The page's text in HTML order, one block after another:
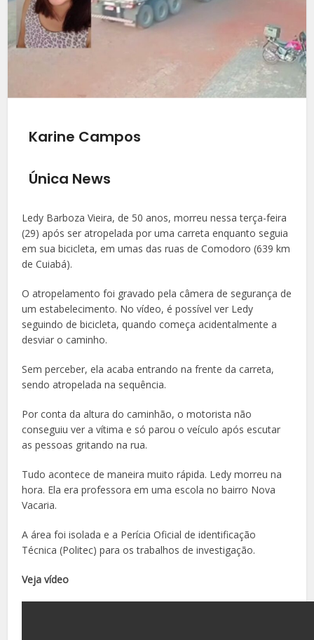
Karine Campos
Única News
Ledy Barboza Vieira, de 50 anos, morreu nessa terça-feira
(29) após ser atropelada por uma carreta enquanto seguia
em sua bicicleta, em umas das ruas de Comodoro (639 km
de Cuiabá).
O atropelamento foi gravado pela câmera de segurança de
um estabelecimento. No vídeo, é possível ver Ledy
seguindo de bicicleta, quando começa acidentalmente a
desviar o caminho.
Sem perceber, ela acaba entrando na frente da carreta,
sendo atropelada na sequência.
Por conta da altura do caminhão, o motorista não
conseguiu ver a vítima e só parou o veículo após escutar
as pessoas gritando na rua.
Tudo acontece de maneira muito rápida. Ledy morreu na
hora. Ela era professora em uma escola no bairro Nova
Vacaria.
A área foi isolada e a Perícia Oficial de identificação
Técnica (Politec) para os trabalhos de investigação.
Veja vídeo